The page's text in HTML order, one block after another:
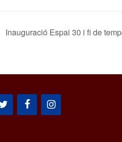
Inauguració Espai 30 i fi de